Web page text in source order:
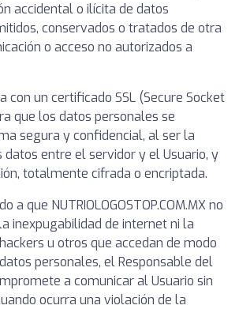
accidental o ilícita de datos
conservados o tratados de otra
o acceso no autorizados a
con un certificado SSL (Secure Socket
que los datos personales se
segura y confidencial, al ser la
entre el servidor y el Usuario, y
totalmente cifrada o encriptada.
a que NUTRIOLOGOSTOP.COM.MX no
inexpugabilidad de internet ni la
u otros que accedan de modo
personales, el Responsable del
a comunicar al Usuario sin
ocurra una violación de la